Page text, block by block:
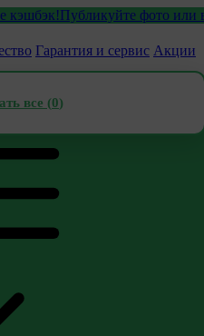
Публикуйте фото или
Гарантия и сервис Акции
все (0)